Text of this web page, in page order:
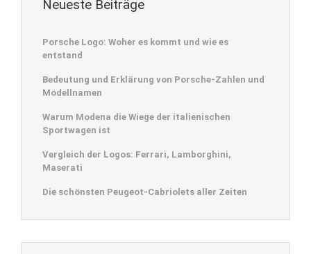
Neueste Beiträge
Porsche Logo: Woher es kommt und wie es
entstand
Bedeutung und Erklärung von Porsche-Zahlen und
Modellnamen
Warum Modena die Wiege der italienischen
Sportwagen ist
Vergleich der Logos: Ferrari, Lamborghini,
Maserati
Die schönsten Peugeot-Cabriolets aller Zeiten